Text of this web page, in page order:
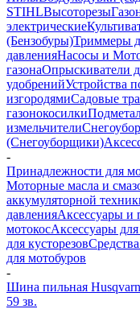
STIHLВысоторезы
электрические
(Бензобуры)Триммеры
давленияНасосы и
газонаОпрыскиватели
удобренийУстройства
изгородямиСадовые
газонокосилки
измельчители
(Снегоуборщики)
-
Принадлежности для
Моторные масла и
аккумуляторной
давленияАксессуары и
мотокосАксессуары
для кусторезов
для мотобуров
-
Шина пильная
59 зв.